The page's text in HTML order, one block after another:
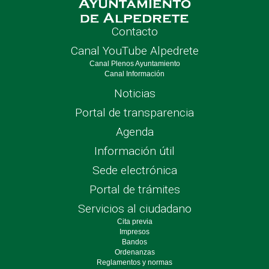
Contacto
Canal YouTube Alpedrete
Canal Plenos Ayuntamiento
Canal Información
Noticias
Portal de transparencia
Agenda
Información útil
Sede electrónica
Portal de trámites
Servicios al ciudadano
Cita previa
Impresos
Bandos
Ordenanzas
Reglamentos y normas